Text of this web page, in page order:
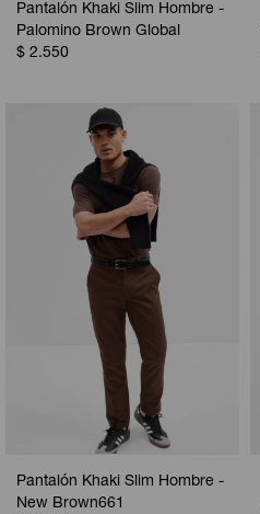
Pantalón Khaki Slim Hombre -
Palomino Brown Global
$ 2.550
Pantalón Khaki Slim Hombre -
New Brown661